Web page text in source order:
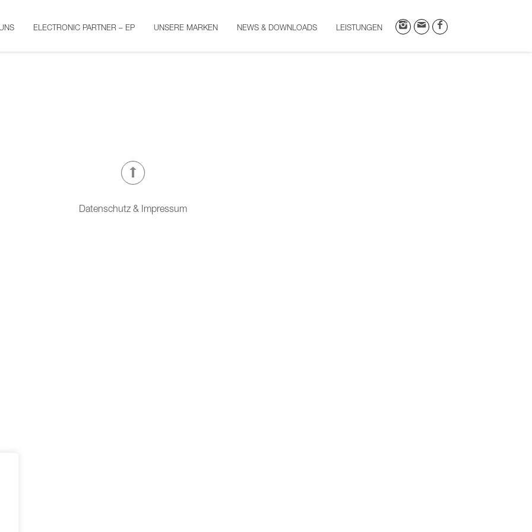
ELECTRONIC PARTNER – EP UNSERE MARKEN NEWS & DOWNLOADS LEISTUNGEN
Datenschutz & Impressum